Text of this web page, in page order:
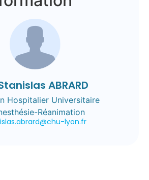
ABRARD
Hospitalier Universitaire
Réanimation
lyon.fr